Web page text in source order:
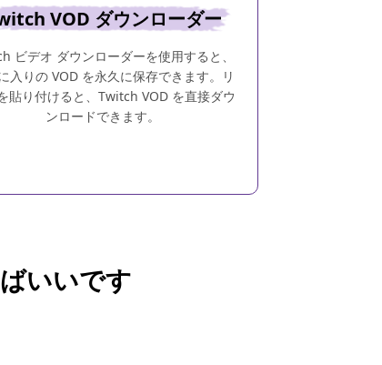
VOD ダウンローダー
ビデオ ダウンローダーを使用すると、
入りの VOD を永久に保存できます。リ
貼り付けると、Twitch VOD を直接ダウ
ンロードできます。
いいです